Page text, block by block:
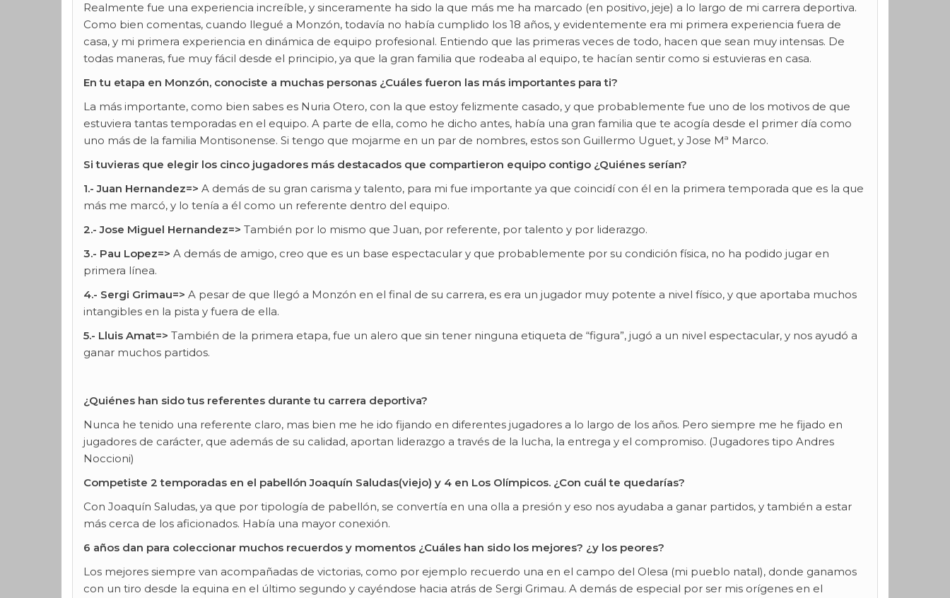
Realmente fue una experiencia increíble, y sinceramente ha sido la que más me ha marcado (en positivo, jeje) a lo largo de mi carrera deportiva.
Como bien comentas, cuando llegué a Monzón, todavía no había cumplido los 18 años, y evidentemente era mi primera experiencia fuera de
casa, y mi primera experiencia en dinámica de equipo profesional. Entiendo que las primeras veces de todo, hacen que sean muy intensas. De
todas maneras, fue muy fácil desde el principio, ya que la gran familia que rodeaba al equipo, te hacían sentir como si estuvieras en casa.
En tu etapa en Monzón, conociste a muchas personas ¿Cuáles fueron las más importantes para ti?
La más importante, como bien sabes es Nuria Otero, con la que estoy felizmente casado, y que probablemente fue uno de los motivos de que
estuviera tantas temporadas en el equipo. A parte de ella, como he dicho antes, había una gran familia que te acogía desde el primer día como
uno más de la familia Montisonense. Si tengo que mojarme en un par de nombres, estos son Guillermo Uguet, y Jose Mª Marco.
Si tuvieras que elegir los cinco jugadores más destacados que compartieron equipo contigo ¿Quiénes serían?
1.- Juan Hernandez=> A demás de su gran carisma y talento, para mi fue importante ya que coincidí con él en la primera temporada que es la que
más me marcó, y lo tenía a él como un referente dentro del equipo.
2.- Jose Miguel Hernandez=> También por lo mismo que Juan, por referente, por talento y por liderazgo.
3.- Pau Lopez=> A demás de amigo, creo que es un base espectacular y que probablemente por su condición física, no ha podido jugar en
primera línea.
4.- Sergi Grimau=> A pesar de que llegó a Monzón en el final de su carrera, es era un jugador muy potente a nivel físico, y que aportaba muchos
intangibles en la pista y fuera de ella.
5.- Lluis Amat=> También de la primera etapa, fue un alero que sin tener ninguna etiqueta de “figura”, jugó a un nivel espectacular, y nos ayudó a
ganar muchos partidos.
¿Quiénes han sido tus referentes durante tu carrera deportiva?
Nunca he tenido una referente claro, mas bien me he ido fijando en diferentes jugadores a lo largo de los años. Pero siempre me he fijado en
jugadores de carácter, que además de su calidad, aportan liderazgo a través de la lucha, la entrega y el compromiso. (Jugadores tipo Andres
Noccioni)
Competiste 2 temporadas en el pabellón Joaquín Saludas(viejo) y 4 en Los Olímpicos. ¿Con cuál te quedarías?
Con Joaquín Saludas, ya que por tipología de pabellón, se convertía en una olla a presión y eso nos ayudaba a ganar partidos, y también a estar
más cerca de los aficionados. Había una mayor conexión.
6 años dan para coleccionar muchos recuerdos y momentos ¿Cuáles han sido los mejores? ¿y los peores?
Los mejores siempre van acompañadas de victorias, como por ejemplo recuerdo una en el campo del Olesa (mi pueblo natal), donde ganamos
con un tiro desde la equina en el último segundo y cayéndose hacia atrás de Sergi Grimau. A demás de especial por ser mis orígenes en el